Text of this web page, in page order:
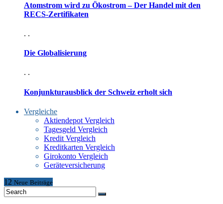
Atomstrom wird zu Ökostrom – Der Handel mit den
RECS-Zertifikaten
. .
Die Globalisierung
. .
Konjunkturausblick der Schweiz erholt sich
Vergleiche
Aktiendepot Vergleich
Tagesgeld Vergleich
Kredit Vergleich
Kreditkarten Vergleich
Girokonto Vergleich
Geräteversicherung
12 Neue Beiträge